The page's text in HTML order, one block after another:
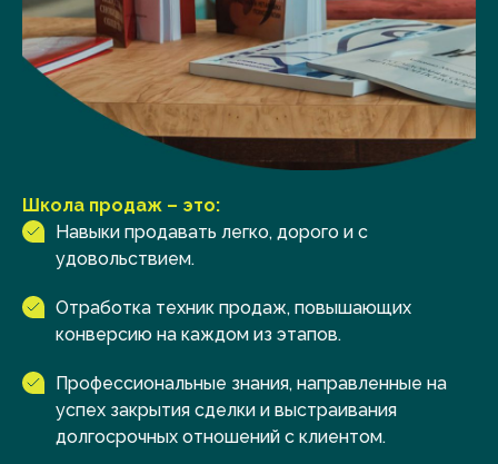
Школа продаж – это:
Навыки продавать легко, дорого и с
удовольствием.
Отработка техник продаж, повышающих
конверсию на каждом из этапов.
Профессиональные знания, направленные на
успех закрытия сделки и выстраивания
долгосрочных отношений с клиентом.